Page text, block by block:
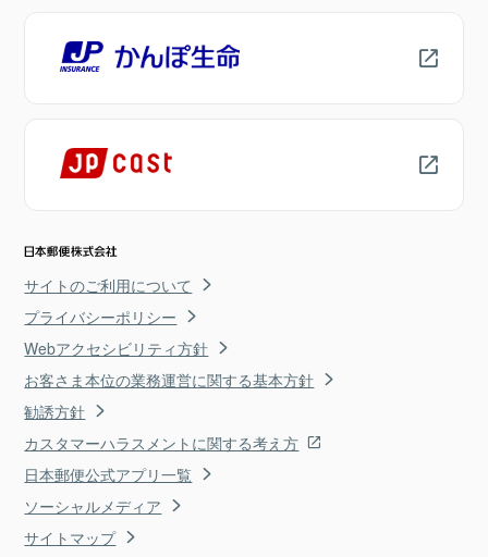
サイトのご利用について
プライバシーポリシー
Webアクセシビリティ方針
お客さま本位の業務運営に関する基本方針
勧誘方針
カスタマーハラスメントに関する考え方
日本郵便公式アプリ一覧
ソーシャルメディア
サイトマップ